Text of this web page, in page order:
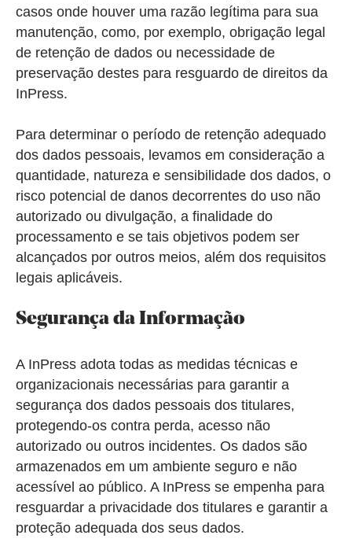
casos onde houver uma razão legítima para sua
manutenção, como, por exemplo, obrigação legal
de retenção de dados ou necessidade de
preservação destes para resguardo de direitos da
InPress.
Para determinar o período de retenção adequado
dos dados pessoais, levamos em consideração a
quantidade, natureza e sensibilidade dos dados, o
risco potencial de danos decorrentes do uso não
autorizado ou divulgação, a finalidade do
processamento e se tais objetivos podem ser
alcançados por outros meios, além dos requisitos
legais aplicáveis.
Segurança da Informação
A InPress adota todas as medidas técnicas e
organizacionais necessárias para garantir a
segurança dos dados pessoais dos titulares,
protegendo-os contra perda, acesso não
autorizado ou outros incidentes. Os dados são
armazenados em um ambiente seguro e não
acessível ao público. A InPress se empenha para
resguardar a privacidade dos titulares e garantir a
proteção adequada dos seus dados.